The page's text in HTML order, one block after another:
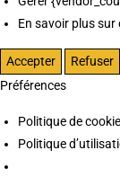
En savoir plus sur
Accepter Refuser
Préférences
Politique de
Politique